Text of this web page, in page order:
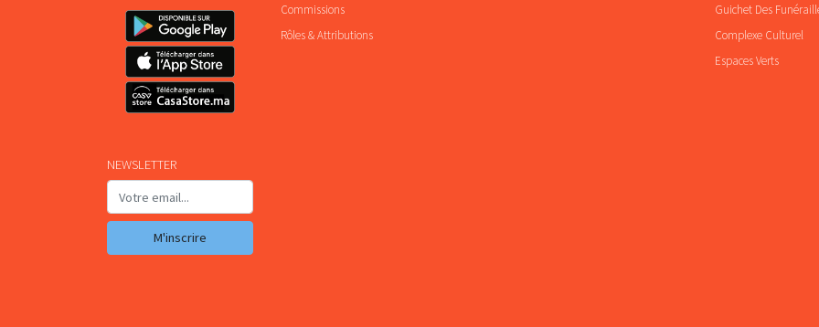
NEWSLETTER
M'inscrire
Commissions
Rôles & Attributions
Guichet Des
Complexe Culturel
Espaces Verts